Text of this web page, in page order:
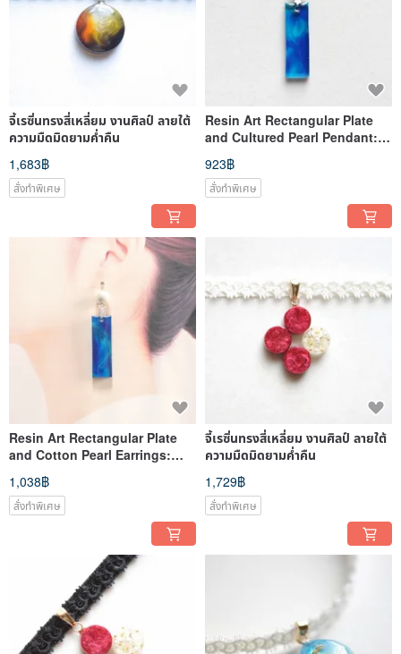
จี้เรซิ่นทรงสี่เหลี่ยม งานศิลป์ ลายใต้
ความมืดมิดยามค่ำคืน
1,683฿
สั่งทำพิเศษ
Resin Art Rectangular Plate
and Cultured Pearl Pendant:
"The Sky We Saw Together"
923฿
สั่งทำพิเศษ
Resin Art Rectangular Plate
and Cotton Pearl Earrings:
"The Sky We Saw Together"
1,038฿
สั่งทำพิเศษ
จี้เรซิ่นทรงสี่เหลี่ยม งานศิลป์ ลายใต้
ความมืดมิดยามค่ำคืน
1,729฿
สั่งทำพิเศษ